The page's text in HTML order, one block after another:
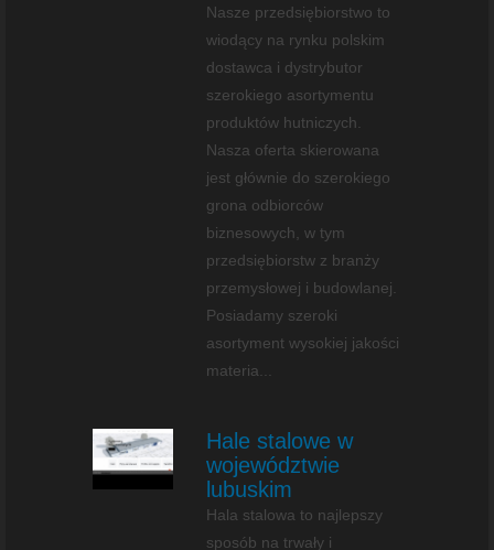
Nasze przedsiębiorstwo to
wiodący na rynku polskim
dostawca i dystrybutor
szerokiego asortymentu
produktów hutniczych.
Nasza oferta skierowana
jest głównie do szerokiego
grona odbiorców
biznesowych, w tym
przedsiębiorstw z branży
przemysłowej i budowlanej.
Posiadamy szeroki
asortyment wysokiej jakości
materia...
Hale stalowe w
województwie
lubuskim
Hala stalowa to najlepszy
sposób na trwały i